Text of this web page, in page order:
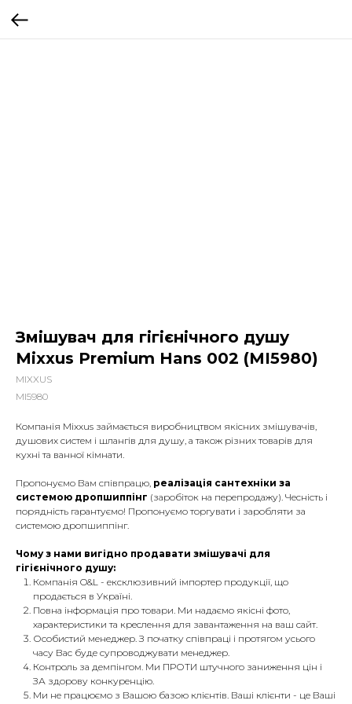
Змішувач для гігієнічного душу
Mixxus Premium Hans 002 (MI5980)
MIXXUS
MI5980
Компанія Mixxus займається виробництвом якісних змішувачів,
душових систем і шлангів для душу, а також різних товарів для
кухні та ванної кімнати.
Пропонуємо Вам співпрацю, реалізація сантехніки за
системою дропшиппінг (заробіток на перепродажу). Чесність і
порядність гарантуємо! Пропонуємо торгувати і заробляти за
системою дропшиппінг.
Чому з нами вигідно продавати змішувачі для
гігієнічного душу:
Компанія O&L - ексклюзивний імпортер продукції, що
продається в Україні.
Повна інформація про товари. Ми надаємо якісні фото,
характеристики та креслення для завантаження на ваш сайт.
Особистий менеджер. З початку співпраці і протягом усього
часу Вас буде супроводжувати менеджер.
Контроль за демпінгом. Ми ПРОТИ штучного заниження цін і
ЗА здорову конкуренцію.
Ми не працюємо з Вашою базою клієнтів. Ваші клієнти - це Ваші